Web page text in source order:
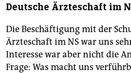
Deutsche Ärzteschaft im
Die Beschäftigung mit der
Ärzteschaft im NS war uns
Interesse war aber nicht die
Frage: Was macht uns